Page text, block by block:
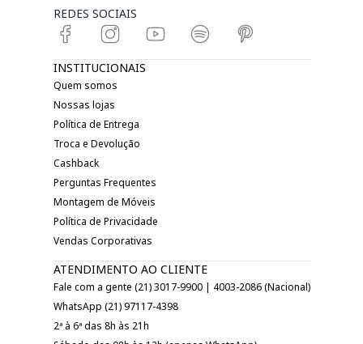
REDES SOCIAIS
INSTITUCIONAIS
Quem somos
Nossas lojas
Política de Entrega
Troca e Devolução
Cashback
Perguntas Frequentes
Montagem de Móveis
Política de Privacidade
Vendas Corporativas
ATENDIMENTO AO CLIENTE
Fale com a gente (21) 3017-9900 | 4003-2086 (Nacional)
WhatsApp (21) 97117-4398
2ª à 6ª das 8h às 21h